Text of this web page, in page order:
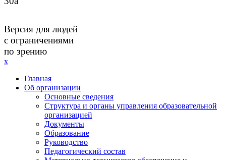
Версия для людей
с ограничениями
по зрению
x
Главная
Об организации
Основные сведения
Структура и органы управления образовательной
организацией
Документы
Образование
Руководство
Педагогический состав